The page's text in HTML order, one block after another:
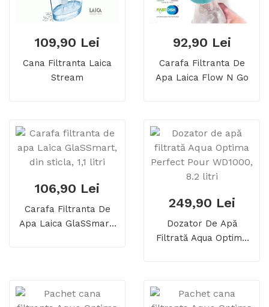
109,90 Lei
Cana Filtranta Laica
Stream
92,90 Lei
Carafa Filtranta De
Apa Laica Flow N Go
106,90 Lei
Carafa Filtranta De
Apa Laica GlaSSmart,
249,90 Lei
Dozator De Apă
Filtrată Aqua Optima